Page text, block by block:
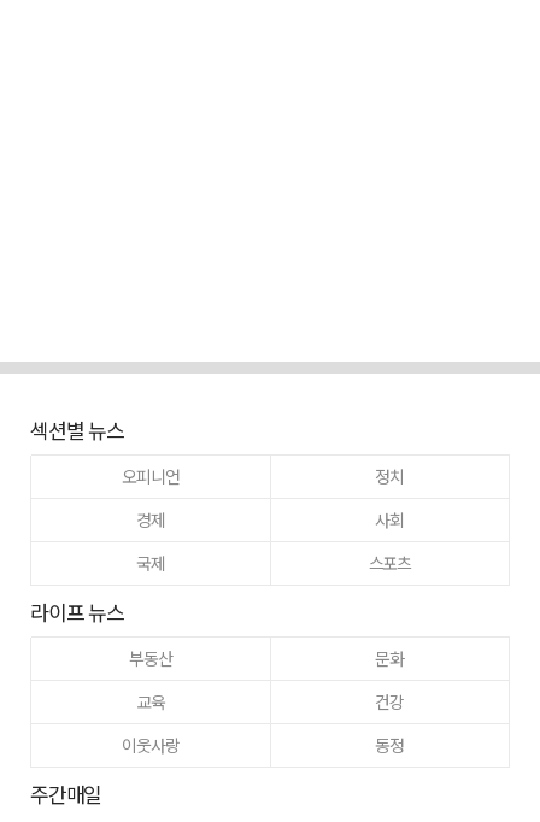
섹션별 뉴스
오피니언
정치
경제
사회
국제
스포츠
라이프 뉴스
부동산
문화
교육
건강
이웃사랑
동정
주간매일